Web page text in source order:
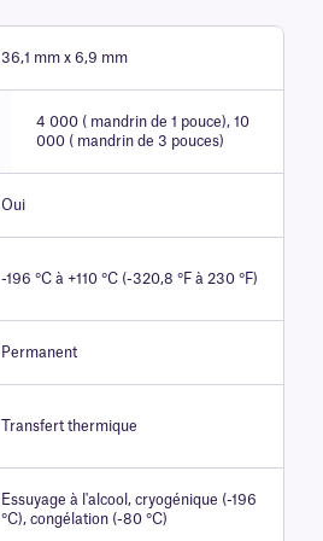
36,1 mm x 6,9 mm
4 000 ( mandrin de 1 pouce), 10
000 ( mandrin de 3 pouces)
Oui
-196 °C à +110 °C (-320,8 °F à 230 °F)
Permanent
Transfert thermique
Essuyage à l'alcool, cryogénique (-196
°C), congélation (-80 °C)